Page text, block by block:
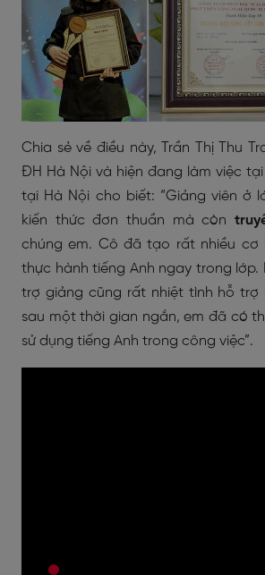
Chia sẻ về điều này, Trần Thị Thu
ĐH Hà Nội và hiện đang làm việc
tại Hà Nội cho biết: “Giảng viên ở
kiến thức đơn thuần mà còn
chúng em. Cô đã tạo rất nhiều cơ
thực hành tiếng Anh ngay trong lớp.
trợ giảng cũng rất nhiệt tình hỗ trợ
sau một thời gian ngắn, em đã có
sử dụng tiếng Anh trong công việc”.